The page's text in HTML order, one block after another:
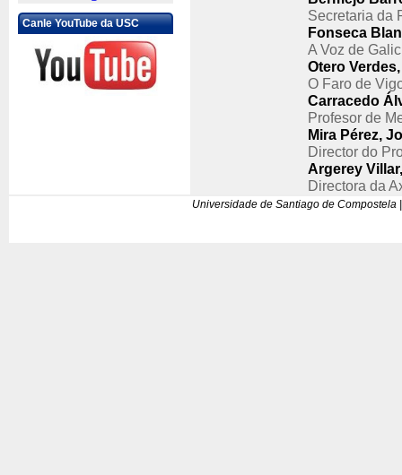
Canle YouTube da USC
Secretaria da
Fonseca
A Voz de
Otero
O Faro de
Carracedo
Profesor de
Mira Pérez,
Director do
Argerey
Directora da
Universidade de Santiago de